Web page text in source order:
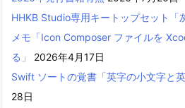
HHKB Studio専用キートップセット「
メモ「Icon Composer ファイルを
る」
2026年4月17日
Swift ソートの覚書「英字の小文字と英
28日